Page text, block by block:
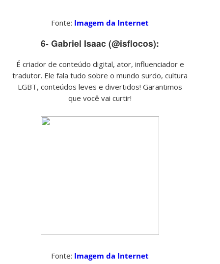
Fonte: Imagem da Internet
6- Gabriel Isaac (@isflocos):
É criador de conteúdo digital, ator, influenciador e
tradutor. Ele fala tudo sobre o mundo surdo, cultura
LGBT, conteúdos leves e divertidos! Garantimos
que você vai curtir!
Fonte: Imagem da Internet